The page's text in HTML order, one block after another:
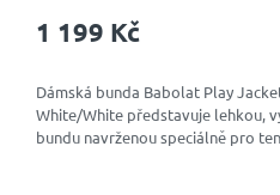
1 199 Kč
Dámská bunda Babolat Play
White/White představuje lehkou,
bundu navrženou speciálně pro